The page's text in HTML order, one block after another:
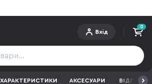
Вхід
0
ХАРАКТЕРИСТИКИ АКСЕСУАРИ ВІДГУКИ